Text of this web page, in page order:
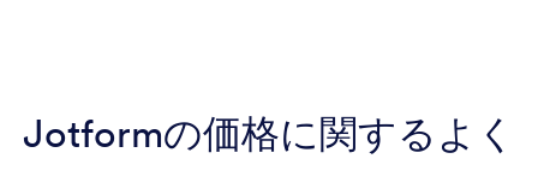
Jotformの価格に関するよく